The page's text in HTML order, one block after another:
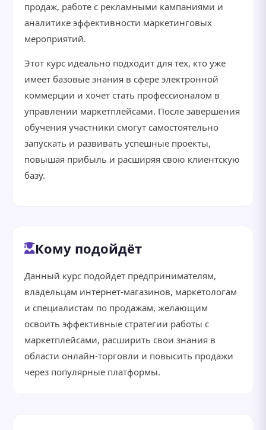
продаж, работе с рекламными кампаниями и
аналитике эффективности маркетинговых
мероприятий.
Этот курс идеально подходит для тех, кто уже
имеет базовые знания в сфере электронной
коммерции и хочет стать профессионалом в
управлении маркетплейсами. После завершения
обучения участники смогут самостоятельно
запускать и развивать успешные проекты,
повышая прибыль и расширяя свою клиентскую
базу.
Кому подойдёт
Данный курс подойдет предпринимателям,
владельцам интернет-магазинов, маркетологам
и специалистам по продажам, желающим
освоить эффективные стратегии работы с
маркетплейсами, расширить свои знания в
области онлайн-торговли и повысить продажи
через популярные платформы.